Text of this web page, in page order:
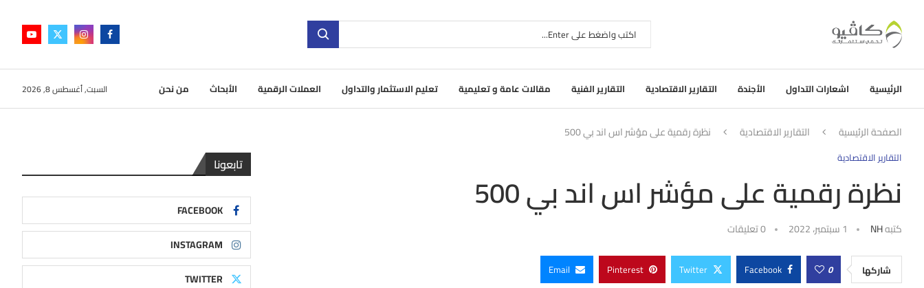
الرئيسية اشعارات التداول الأجندة التقارير الاقتصادية التقارير الفنية مقالات عامة و تعليمية تعليم الاستثمار والتداول العملات الرقمية الأبحاث من نحن السبت, أغسطس 8, 2026
الصفحة الرئيسية التقارير الاقتصادية نظرة رقمية على مؤشر اس اند بي 500
التقارير الاقتصادية
نظرة رقمية على مؤشر اس اند بي 500
كتبهNH 1 سبتمبر، 2022 0 تعليقات
شاركها 0
Facebook
Twitter
Pinterest
Email
تابعونا
FACEBOOK
INSTAGRAM
TWITTER